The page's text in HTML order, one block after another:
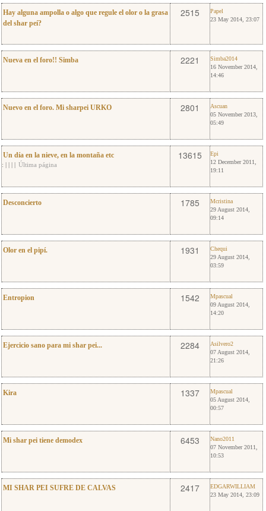
Hay alguna ampolla o algo que regule el olor o la grasa
del shar peí?
Papel2515
Papel
23 May 2014, 23:07
Nueva en el foro!! Simba Simba2014
2221
Simba2014
16 November 2014,
14:46
Nuevo en el foro. Mi sharpei URKO Ascuan
2801
Ascuan
05 November 2013,
05:49
Un día en la nieve, en la montaña etc
: | | | | Última página
Epi
6413615
Epi
12 December 2011,
19:11
Desconcierto Mcristina
1785
Mcristina
29 August 2014,
09:14
Olor en el pipí. Chequi1931
Chequi
29 August 2014,
03:59
Entropion Mpascual
1542
Mpascual
09 August 2014,
14:20
Ejercicio sano para mi shar pei... Asilvero2
2284
Asilvero2
07 August 2014,
21:26
Kira Mpascual
1337
Mpascual
05 August 2014,
00:57
Mi shar pei tiene demodex Nano2011
6453
Nano2011
07 November 2011,
10:53
MI SHAR PEI SUFRE DE CALVAS EDGARWILLIAM
2417
EDGARWILLIAM
23 May 2014, 23:09